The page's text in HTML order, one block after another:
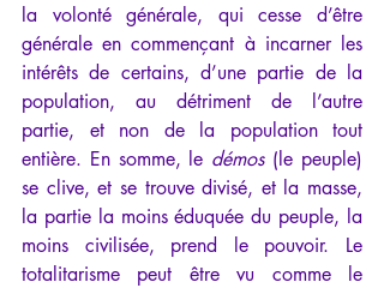
la volonté générale, qui cesse d’être
générale en commençant à incarner les
intérêts de certains, d’une partie de la
population, au détriment de l’autre
partie, et non de la population tout
entière. En somme, le démos (le peuple)
se clive, et se trouve divisé, et la masse,
la partie la moins éduquée du peuple, la
moins civilisée, prend le pouvoir. Le
totalitarisme peut être vu comme le